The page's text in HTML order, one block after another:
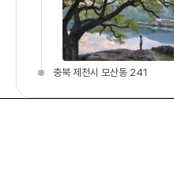
충북 제천시 모산동 241